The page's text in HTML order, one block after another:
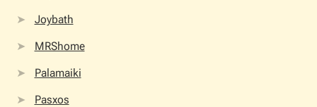
Joybath
MRShome
Palamaiki
Pasxos